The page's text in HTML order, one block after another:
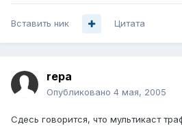
Вставить ник Цитата
repa
Опубликовано 4 мая, 2005
Сдесь говорится, что мультикаст